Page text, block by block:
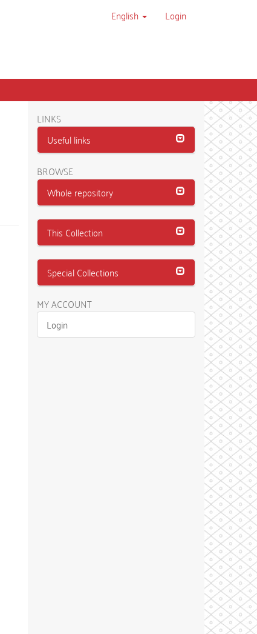
English Login
LINKS
Useful links
BROWSE
Whole repository
This Collection
Special Collections
MY ACCOUNT
Login